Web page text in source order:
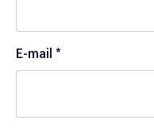
E-mail *